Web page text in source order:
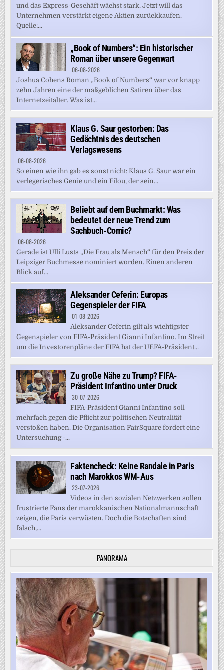
und das Express-Geschäft wächst stark. Jetzt will das
Unternehmen verstärkt eigene Aktien zurückkaufen.
Quelle:...
„Book of Numbers“: Ein historischer
Roman über unsere Gegenwart
06-08-2026
Joshua Cohens Roman „Book of Numbers“ war vor knapp
zehn Jahren eine der maßgeblichen Satiren über das
Internetzeitalter. Was ist...
Klaus G. Saur gestorben: Das
Gedächtnis des deutschen
Verlagswesens
06-08-2026
So einen wie ihn gab es sonst nicht: Klaus G. Saur war ein
verlegerisches Genie und ein Filou, der sein...
Beliebt auf dem Buchmarkt: Was
bedeutet der neue Trend zum
Sachbuch-Comic?
06-08-2026
Gerade ist Ulli Lusts „Die Frau als Mensch“ für den Preis der
Leipziger Buchmesse nominiert worden. Einen anderen
Blick auf...
Aleksander Ceferin: Europas
Gegenspieler der FIFA
01-08-2026
Aleksander Ceferin gilt als wichtigster
Gegenspieler von FIFA-Präsident Gianni Infantino. Im Streit
um die Investorenpläne der FIFA hat der UEFA-Präsident...
Zu große Nähe zu Trump? FIFA-
Präsident Infantino unter Druck
30-07-2026
FIFA-Präsident Gianni Infantino soll
mehrfach gegen die Pflicht zur politischen Neutralität
verstoßen haben. Die Organisation FairSquare fordert eine
Untersuchung -...
Faktencheck: Keine Randale in Paris
nach Marokkos WM-Aus
23-07-2026
Videos in den sozialen Netzwerken sollen
frustrierte Fans der marokkanischen Nationalmannschaft
zeigen, die Paris verwüsten. Doch die Botschaften sind
falsch,...
PANORAMA